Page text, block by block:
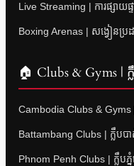
Live Streaming | ការផ្សាយផ្
Boxing Arenas | សង្វៀនប្រ
🏠 Clubs & Gyms | ក្
Cambodia Clubs & Gyms |
Battambang Clubs | ក្លឹបប
Phnom Penh Clubs | ក្លឹបភ្